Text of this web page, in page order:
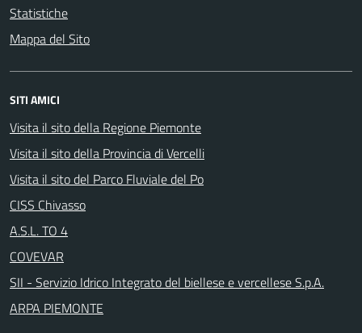
Statistiche
Mappa del Sito
SITI AMICI
Visita il sito della Regione Piemonte
Visita il sito della Provincia di Vercelli
Visita il sito del Parco Fluviale del Po
CISS Chivasso
A.S.L. TO 4
COVEVAR
SII - Servizio Idrico Integrato del biellese e vercellese S.p.A.
ARPA PIEMONTE